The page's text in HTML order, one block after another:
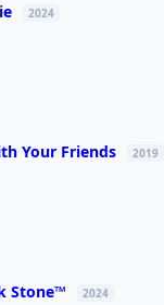
2024
Your Friends 2019
Stone™ 2024